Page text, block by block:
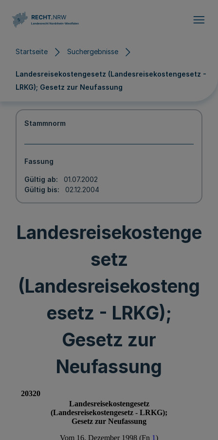
Startseite Suchergebnisse
Landesreisekostengesetz (Landesreisekostengesetz -
LRKG); Gesetz zur Neufassung
Stammnorm
Fassung
Gültig ab
01.07.2002
Gültig bis
02.12.2004
Landesreisekostenge
setz
(Landesreisekosteng
esetz - LRKG);
Gesetz zur
Neufassung